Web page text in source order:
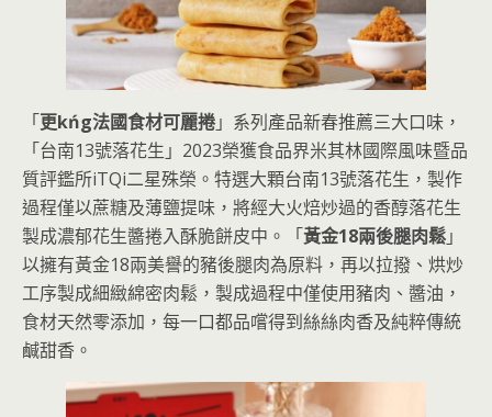
「更kńg法國食材可麗捲」系列產品新春推薦三大口味，
「台南13號落花生」2023榮獲食品界米其林國際風味暨品
質評鑑所iTQi二星殊榮。特選大顆台南13號落花生，製作
過程僅以蔗糖及薄鹽提味，將經大火焙炒過的香醇落花生
製成濃郁花生醬捲入酥脆餅皮中。「黃金18兩後腿肉鬆」
以擁有黃金18兩美譽的豬後腿肉為原料，再以拉撥、烘炒
工序製成細緻綿密肉鬆，製成過程中僅使用豬肉、醬油，
食材天然零添加，每一口都品嚐得到絲絲肉香及純粹傳統
鹹甜香。